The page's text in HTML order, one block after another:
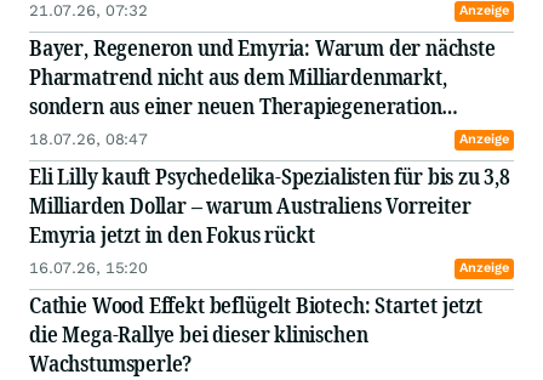
21.07.26, 07:32 Anzeige
Bayer, Regeneron und Emyria: Warum der nächste
Pharmatrend nicht aus dem Milliardenmarkt,
sondern aus einer neuen Therapiegeneration
kommen könnte
18.07.26, 08:47 Anzeige
Eli Lilly kauft Psychedelika-Spezialisten für bis zu 3,8
Milliarden Dollar – warum Australiens Vorreiter
Emyria jetzt in den Fokus rückt
16.07.26, 15:20 Anzeige
Cathie Wood Effekt beflügelt Biotech: Startet jetzt
die Mega-Rallye bei dieser klinischen
Wachstumsperle?